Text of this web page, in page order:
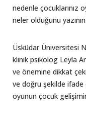
o
n
nedenle çocuklarınız
neler olduğunu
Üsküdar Üniversitesi
klinik psikolog Leyla
ve önemine dikkat
ve doğru şekilde
oyunun çocuk